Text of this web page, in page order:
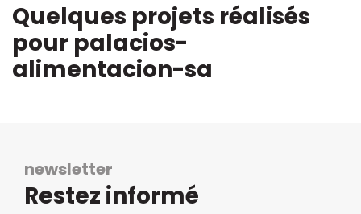
Quelques projets réalisés
pour palacios-
alimentacion-sa
newsletter
Restez informé